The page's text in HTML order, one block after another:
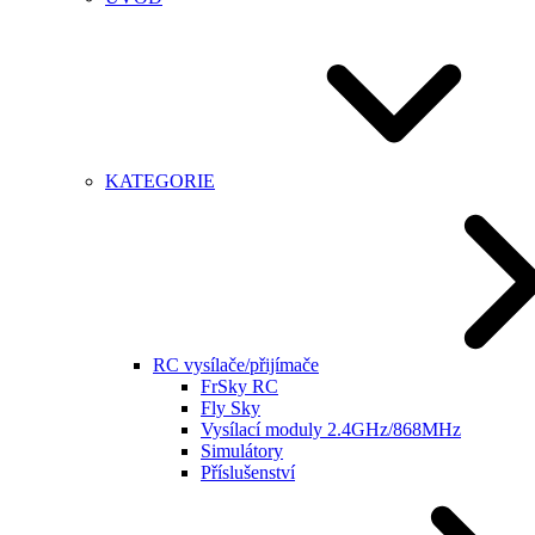
KATEGORIE
RC vysílače/přijímače
FrSky RC
Fly Sky
Vysílací moduly 2.4GHz/868MHz
Simulátory
Příslušenství